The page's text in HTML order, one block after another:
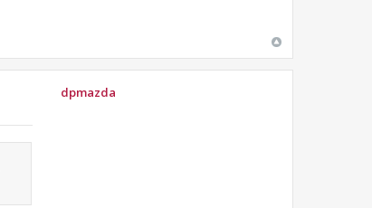
dpmazda